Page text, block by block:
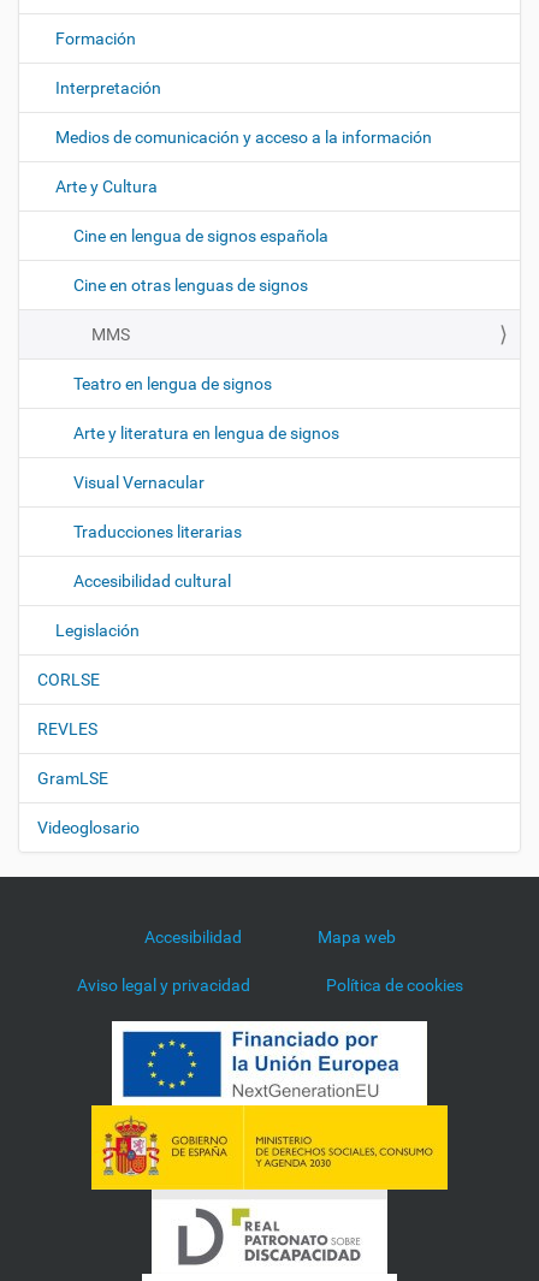
Formación
Interpretación
Medios de comunicación y acceso a la información
Arte y Cultura
Cine en lengua de signos española
Cine en otras lenguas de signos
MMS
Teatro en lengua de signos
Arte y literatura en lengua de signos
Visual Vernacular
Traducciones literarias
Accesibilidad cultural
Legislación
CORLSE
REVLES
GramLSE
Videoglosario
Accesibilidad Mapa web
Aviso legal y privacidad Política de cookies